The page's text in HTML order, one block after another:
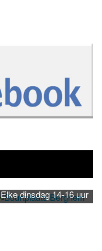
Elke dinsdag 14-16 uur